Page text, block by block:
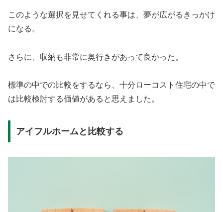
このような選択を見せてくれる事は、夢が広がるきっかけ
になる。
さらに、収納も非常に奥行きがあって良かった。
標準の中での比較をするなら、十分ローコスト住宅の中で
は比較検討する価値があると思えました。
アイフルホームと比較する